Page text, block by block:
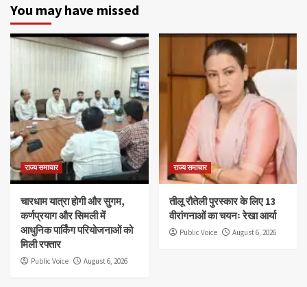
You may have missed
राज्य समाचार
चारधाम यात्रा होगी और सुगम,
कर्णप्रयाग और सिमली में
आधुनिक पार्किंग परियोजनाओं को
मिली रफ्तार
Public Voice August 6, 2026
राज्य समाचार
तीलू रौतेली पुरस्कार के लिए 13
वीरांगनाओं का चयनः रेखा आर्या
Public Voice August 6, 2026